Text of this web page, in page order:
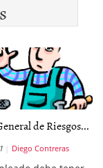
de Riesgos...
Diego Contreras